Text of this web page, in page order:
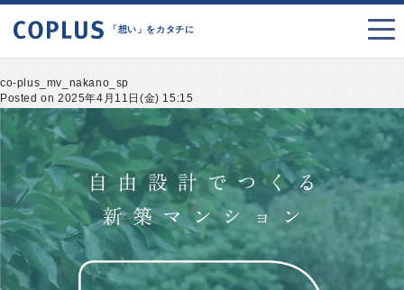
「想い」をカタチに
co-plus_mv_nakano_sp
Posted on 2025年4月11日(金) 15:15